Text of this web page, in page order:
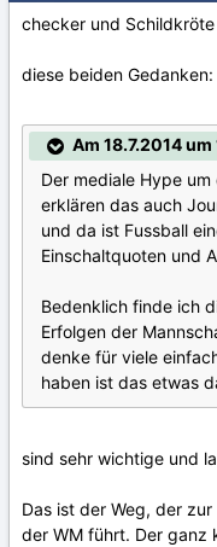
checker und
diese beiden Gedanken:
Am 18.7.2014
Der mediale Hype
erklären das auch
und da ist Fussball
Einschaltquoten und
Bedenklich finde ich
Erfolgen der
denke für viele
haben ist das etwas
sind sehr wichtige und
Das ist der Weg, der
der WM führt. Der ganz